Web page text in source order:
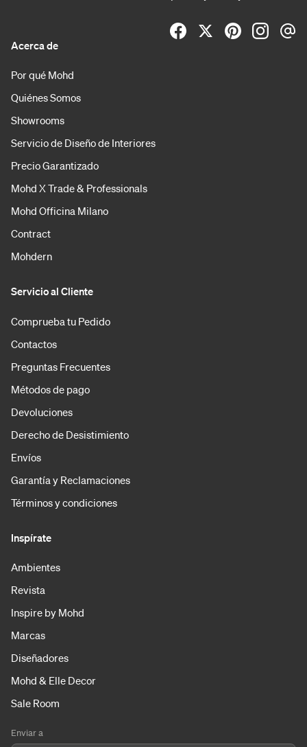
Acerca de
Por qué Mohd
Quiénes Somos
Showrooms
Servicio de Diseño de Interiores
Precio Garantizado
Mohd X Trade & Professionals
Mohd Officina Milano
Contract
Mohdern
Servicio al Cliente
Comprueba tu Pedido
Contactos
Preguntas Frecuentes
Métodos de pago
Devoluciones
Derecho de Desistimiento
Envíos
Garantía y Reclamaciones
Términos y condiciones
Inspírate
Ambientes
Revista
Inspire by Mohd
Marcas
Diseñadores
Mohd & Elle Decor
Sale Room
Enviar a